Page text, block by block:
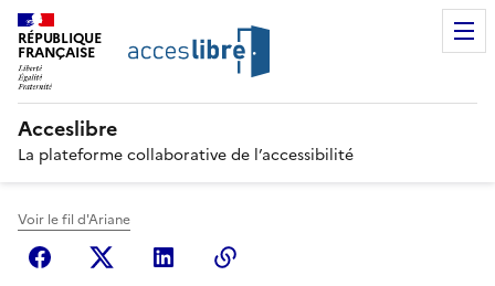
RÉPUBLIQUE
FRANÇAISE
Acceslibre
La plateforme collaborative de l’accessibilité
Voir le fil d'Ariane
FacebookX (anciennement Twitter)
Linkedin